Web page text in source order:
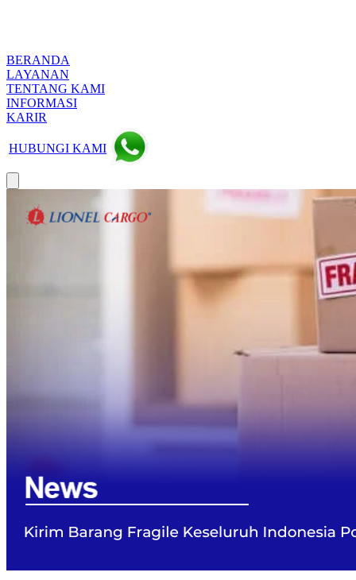
BERANDA
LAYANAN
TENTANG KAMI
INFORMASI
KARIR
HUBUNGI KAMI